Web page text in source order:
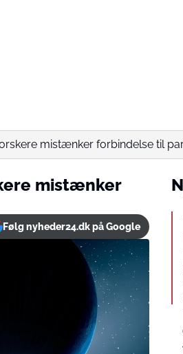
mistænker forbindelse til
mistænker
Følg nyheder24.dk på Google